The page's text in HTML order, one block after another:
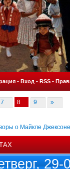
• Вход • RSS •
7 8 9 »
о Майкле Джексоне